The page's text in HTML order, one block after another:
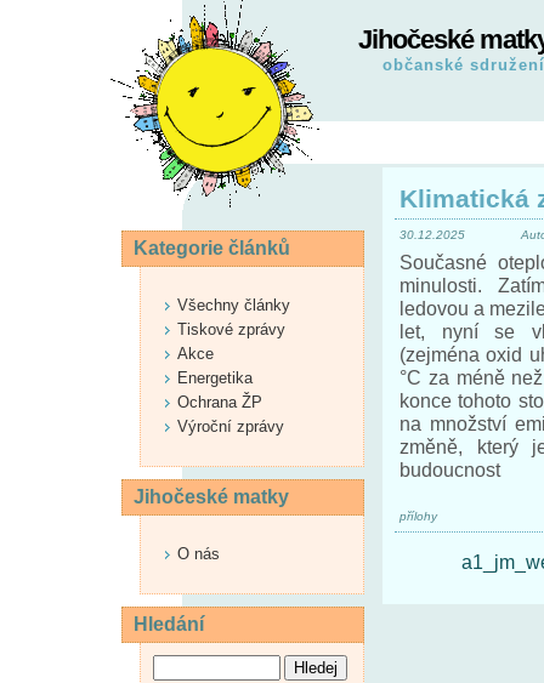
Jihočeské
občanské sdružení
Klimatická
30.12.2025
Současné
minulosti.
ledovou a
let, nyní se
(zejména oxid
°C za méně
konce tohoto
na množství
změně, který
budoucnost
přílohy
Kategorie článků
Všechny články
Tiskové zprávy
Akce
Energetika
Ochrana ŽP
Výroční zprávy
Jihočeské matky
O nás
Hledání